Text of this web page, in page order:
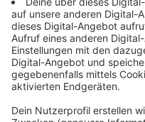
darüber informieren die
unter anderem über die
App der
morgens war es heute
und 112 gekommen.
bei der Telekom.
und Rettungsdienst in